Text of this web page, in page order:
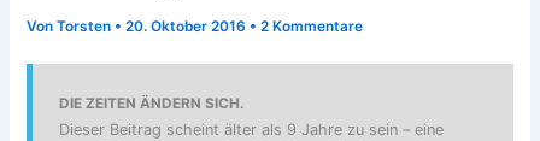
VonTorsten •20. Oktober 2016 •2 Kommentare
DIE ZEITEN ÄNDERN SICH.
Dieser Beitrag scheint älter als 9 Jahre zu sein – eine